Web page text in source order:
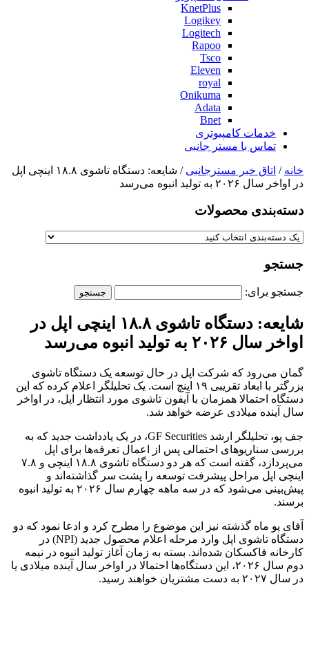
KnetPlus
Logikey
Logitech
Rapoo
Tsco
Eleven
royal
Onikuma
Adata
Bnet
خدمات کامپیوتری
تماس با مستر جانبی
خانه / اتاق خبر مسترجانبی
/ شایعه: دستگاه تاشوی ۱۸.۸ اینچی اپل
در اواخر سال ۲۰۲۶ به تولید انبوه می‌رسد
دسته‌بندی‌ محصولات
جستجو
جستجو برای:
شایعه: دستگاه تاشوی ۱۸.۸ اینچی اپل در
اواخر سال ۲۰۲۶ به تولید انبوه می‌رسد
گمان می‌رود که شرکت اپل در حال توسعه یک دستگاه تاشوی
بزرگتر با ابعاد تقریبی ۱۹ اینچ است. یک تحلیلگر اعلام کرده که این
دستگاه احتمالا همزمان با آیفون تاشوی مورد انتظار اپل، در اواخر
سال آینده میلادی عرضه خواهد شد.
جف پو، تحلیلگر ارشد GF Securities، در یک یادداشت جدید که به
بررسی سناریوهای احتمالی پس از اعمال تعرفه‌ها برای اپل
می‌پردازد، گفته است که هر دو دستگاه تاشوی ۱۸.۸ اینچی و ۷.۸
اینچی اپل مراحل پیشرفت توسعه را پشت سر گذاشته‌اند و
پیش‌بینی می‌شود که در سه ماهه چهارم سال ۲۰۲۶ به تولید انبوه
برسند.
آقای پو ماه گذشته نیز این موضوع را مطرح کرد و ادعا نمود که دو
دستگاه تاشوی اپل وارد مرحله اعلام محصول جدید (NPI) در
کارخانه فاکسکان شده‌اند. بسته به زمان آغاز تولید انبوه در نیمه
دوم سال ۲۰۲۶، این دستگاه‌ها احتمالا در اواخر سال آینده میلادی یا
در سال ۲۰۲۷ به دست مشتریان خواهند رسید.